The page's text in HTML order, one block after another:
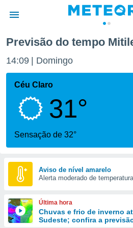
da
fornecidas
a este
das
e
forma
digital
Previsão do tempo
14:09 Domingo
Céu Claro
31°
Sensação de 32°
Aviso de nível amarelo
Alerta moderado de
Última hora
Chuvas e frio de inverno
Sudeste; confira a